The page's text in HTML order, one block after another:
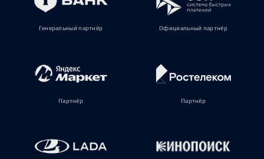
Генеральный партнёр Официальный партнёр
Партнёр Партнёр